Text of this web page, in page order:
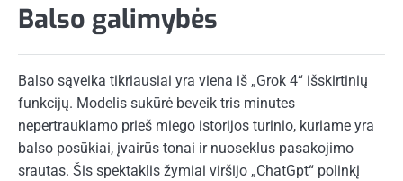
Balso galimybės
Balso sąveika tikriausiai yra viena iš „Grok 4“ išskirtinių
funkcijų. Modelis sukūrė beveik tris minutes
nepertraukiamo prieš miego istorijos turinio, kuriame yra
balso posūkiai, įvairūs tonai ir nuoseklus pasakojimo
srautas. Šis spektaklis žymiai viršijo „ChatGpt“ polinkį